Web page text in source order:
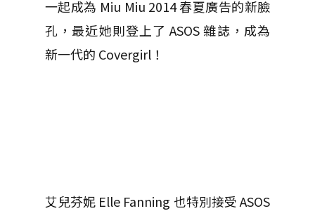
一起成為 Miu Miu 2014 春夏廣告的新臉
孔，最近她則登上了 ASOS 雜誌，成為
新一代的 Covergirl！
艾兒芬妮 Elle Fanning 也特別接受 ASOS